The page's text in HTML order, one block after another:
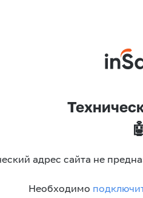
адрес сайта не
Необходимо